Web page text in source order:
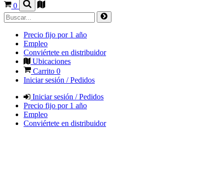
0
Precio fijo por 1 año
Empleo
Conviértete en distribuidor
Ubicaciones
Carrito 0
Iniciar sesión / Pedidos
Iniciar sesión / Pedidos
Precio fijo por 1 año
Empleo
Conviértete en distribuidor